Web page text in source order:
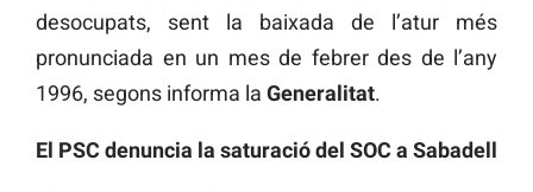
desocupats, sent la baixada de l’atur més
pronunciada en un mes de febrer des de l’any
1996, segons informa la Generalitat.
El PSC denuncia la saturació del SOC a Sabadell